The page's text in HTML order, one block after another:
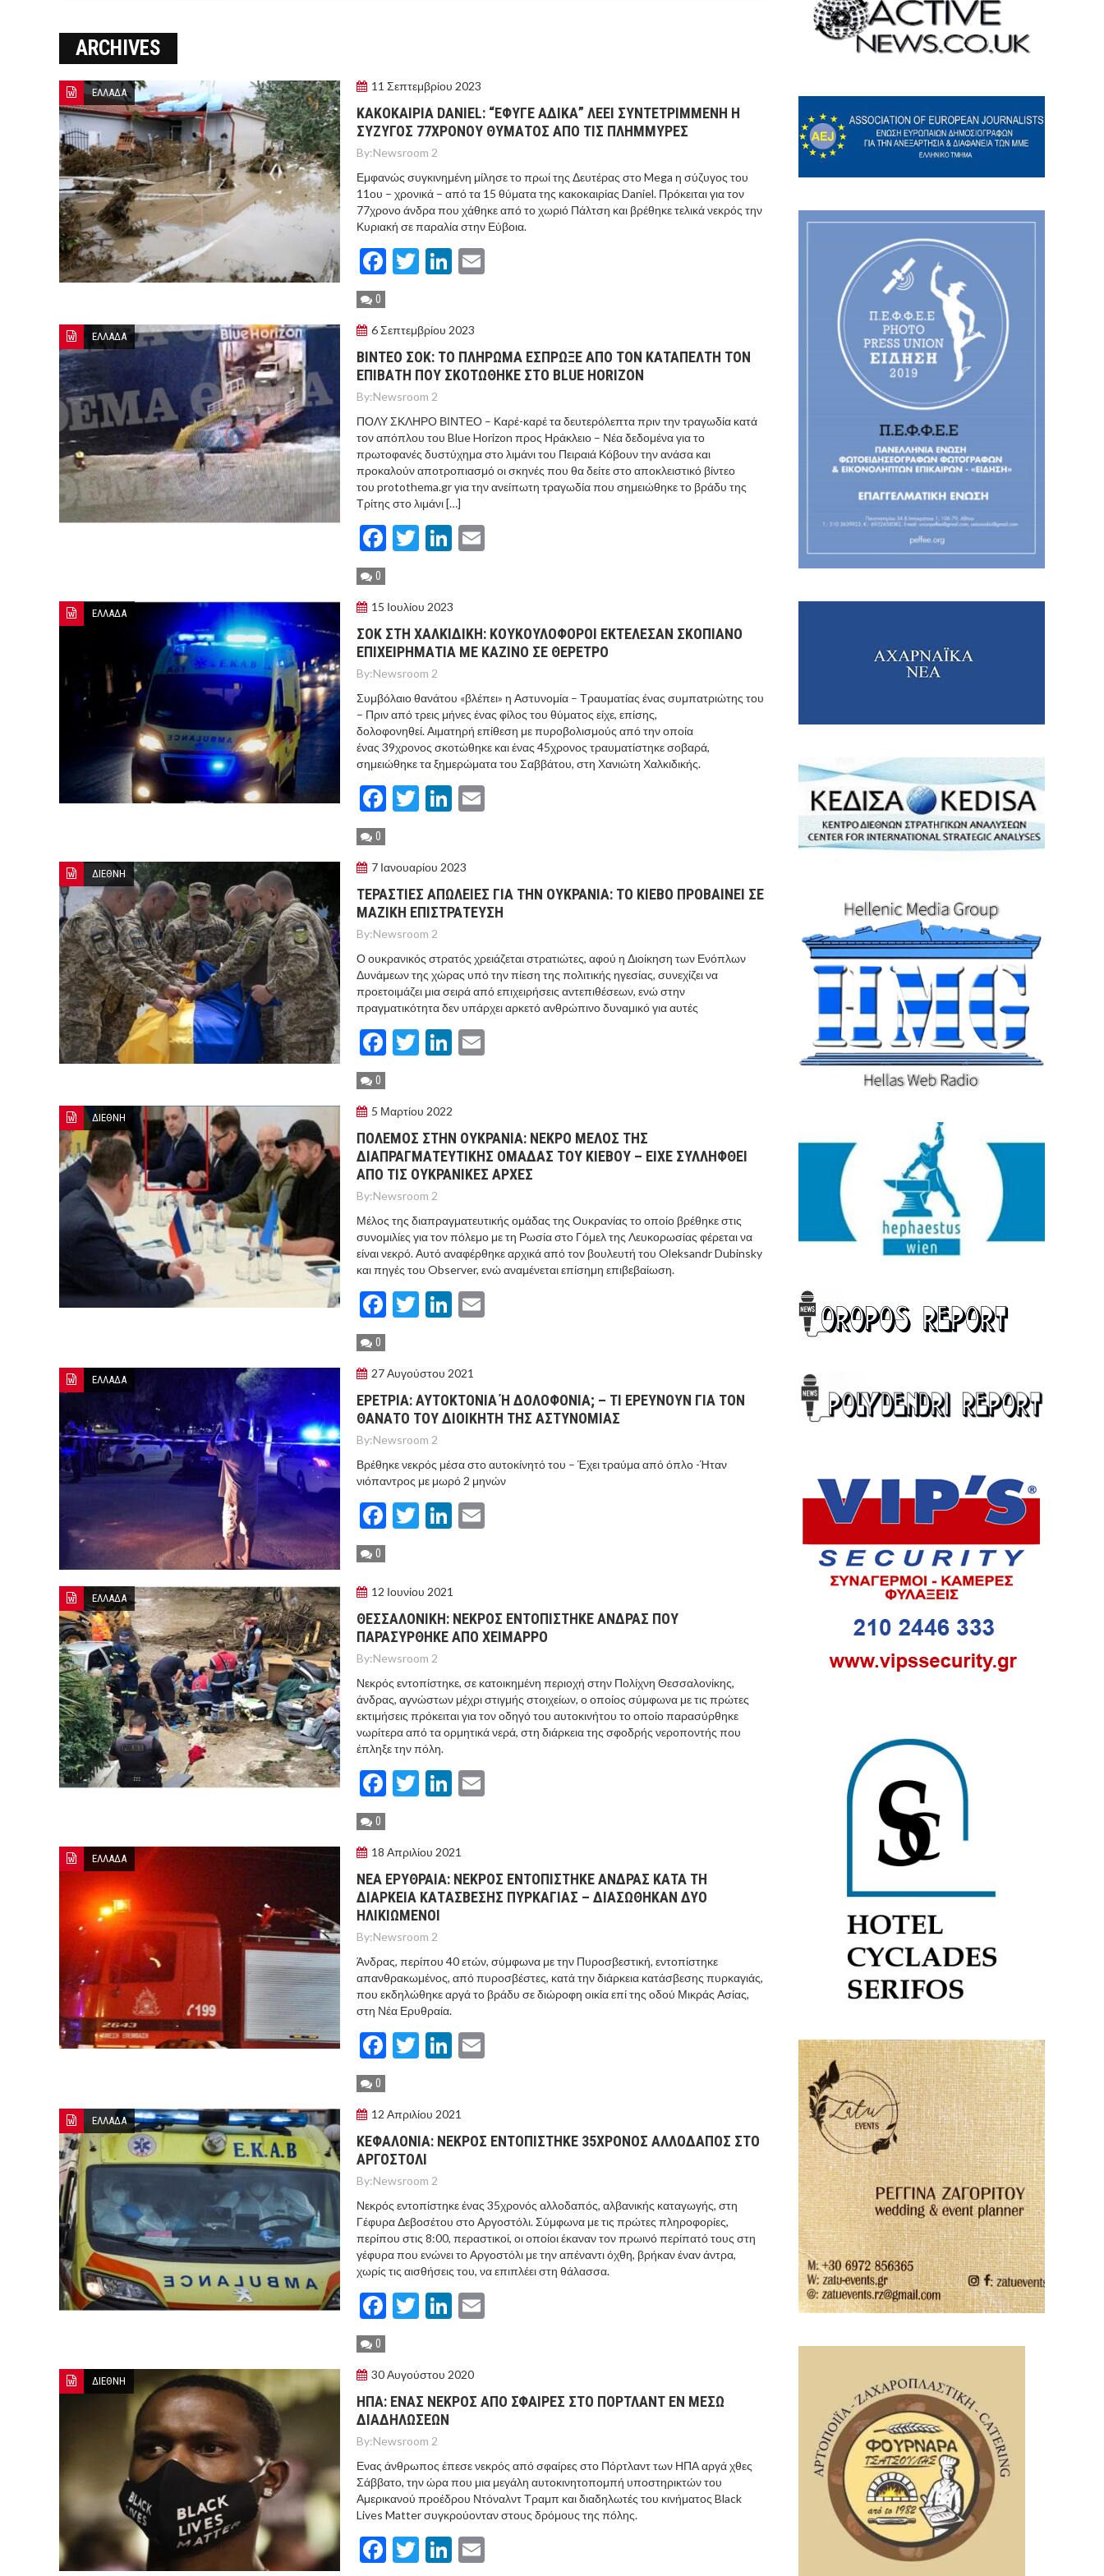
ΣΠΕΥΔΟΥΝ ΝΑ ΚΑΘΗΣΥΧΑΣΟΥΝ ΤΟΥΣ ΓΕΙΤΟΝΕΣ ΤΟΥΡΚΙΑ ΚΑΙ ΣΑΟΥΔΙΚΗ ΑΡΑΒΙΑ
ΜΕΤΑ ΤΗΝ ΑΜΥΝΤΙΚΗ ΣΥΜΦΩΝΙΑ – “ΔΕΝ ΣΤΟΧΕΥΟΥΜΕ ΚΑΝΕΝΑ” ΛΕΕΙ Η ΑΓΚΥΡΑ
ARCHIVES
ΕΛΛΑΔΑ 11 Σεπτεμβρίου 2023
ΚΑΚΟΚΑΙΡΙΑ DANIEL: “ΈΦΥΓΕ ΑΔΙΚΑ” ΛΕΕΙ ΣΥΝΤΕΤΡΙΜΜΕΝΗ Η
ΣΥΖΥΓΟΣ 77ΧΡΟΝΟΥ ΘΥΜΑΤΟΣ ΑΠΟ ΤΙΣ ΠΛΗΜΜΥΡΕΣ
By:Newsroom 2
Εμφανώς συγκινημένη μίλησε το πρωί της Δευτέρας στο Mega η σύζυγος του
11ου – χρονικά – από τα 15 θύματα της κακοκαιρίας Daniel. Πρόκειται για τον
77χρονο άνδρα που χάθηκε από το χωριό Πάλτση και βρέθηκε τελικά νεκρός την
Κυριακή σε παραλία στην Εύβοια.
Facebook
TwitterLinkedIn
0
ΕΛΛΑΔΑ 6 Σεπτεμβρίου 2023
ΒΙΝΤΕΟ ΣΟΚ: ΤΟ ΠΛΗΡΩΜΑ ΕΣΠΡΩΞΕ ΑΠΟ ΤΟΝ ΚΑΤΑΠΕΛΤΗ ΤΟΝ
ΕΠΙΒΑΤΗ ΠΟΥ ΣΚΟΤΩΘΗΚΕ ΣΤΟ BLUE HORIZON
By:Newsroom 2
ΠΟΛΥ ΣΚΛΗΡΟ ΒΙΝΤΕΟ – Καρέ-καρέ τα δευτερόλεπτα πριν την τραγωδία κατά
τον απόπλου του Blue Horizon προς Ηράκλειο – Νέα δεδομένα για το
πρωτοφανές δυστύχημα στο λιμάνι του Πειραιά Κόβουν την ανάσα και
προκαλούν αποτροπιασμό οι σκηνές που θα δείτε στο αποκλειστικό βίντεο
του protothema.gr για την ανείπωτη τραγωδία που σημειώθηκε το βράδυ της
Τρίτης στο λιμάνι […]
Facebook
TwitterLinkedIn
0
ΕΛΛΑΔΑ 15 Ιουλίου 2023
ΣΟΚ ΣΤΗ ΧΑΛΚΙΔΙΚΗ: ΚΟΥΚΟΥΛΟΦΟΡΟΙ ΕΚΤΕΛΕΣΑΝ ΣΚΟΠΙΑΝΟ
ΕΠΙΧΕΙΡΗΜΑΤΙΑ ΜΕ ΚΑΖΙΝΟ ΣΕ ΘΕΡΕΤΡΟ
By:Newsroom 2
Συμβόλαιο θανάτου «βλέπει» η Αστυνομία – Τραυματίας ένας συμπατριώτης του
– Πριν από τρεις μήνες ένας φίλος του θύματος είχε, επίσης,
δολοφονηθεί. Αιματηρή επίθεση με πυροβολισμούς από την οποία
ένας 39χρονος σκοτώθηκε και ένας 45χρονος τραυματίστηκε σοβαρά,
σημειώθηκε τα ξημερώματα του Σαββάτου, στη Χανιώτη Χαλκιδικής.
Facebook
TwitterLinkedIn
0
ΔΙΕΘΝΗ 7 Ιανουαρίου 2023
ΤΕΡΑΣΤΙΕΣ ΑΠΩΛΕΙΕΣ ΓΙΑ ΤΗΝ ΟΥΚΡΑΝΙΑ: ΤΟ ΚΙΕΒΟ ΠΡΟΒΑΙΝΕΙ ΣΕ
ΜΑΖΙΚΗ ΕΠΙΣΤΡΑΤΕΥΣΗ
By:Newsroom 2
Ο ουκρανικός στρατός χρειάζεται στρατιώτες, αφού η Διοίκηση των Ενόπλων
Δυνάμεων της χώρας υπό την πίεση της πολιτικής ηγεσίας, συνεχίζει να
προετοιμάζει μια σειρά από επιχειρήσεις αντεπιθέσεων, ενώ στην
πραγματικότητα δεν υπάρχει αρκετό ανθρώπινο δυναμικό για αυτές
Facebook
TwitterLinkedIn
0
ΔΙΕΘΝΗ 5 Μαρτίου 2022
ΠΟΛΕΜΟΣ ΣΤΗΝ ΟΥΚΡΑΝΙΑ: ΝΕΚΡΟ ΜΕΛΟΣ ΤΗΣ
ΔΙΑΠΡΑΓΜΑΤΕΥΤΙΚΗΣ ΟΜΑΔΑΣ ΤΟΥ ΚΙΕΒΟΥ – ΕΙΧΕ ΣΥΛΛΗΦΘΕΙ
ΑΠΟ ΤΙΣ ΟΥΚΡΑΝΙΚΕΣ ΑΡΧΕΣ
By:Newsroom 2
Μέλος της διαπραγματευτικής ομάδας της Ουκρανίας το οποίο βρέθηκε στις
συνομιλίες για τον πόλεμο με τη Ρωσία στο Γόμελ της Λευκορωσίας φέρεται να
είναι νεκρό. Αυτό αναφέρθηκε αρχικά από τον βουλευτή του Oleksandr Dubinsky
και πηγές του Observer, ενώ αναμένεται επίσημη επιβεβαίωση.
Facebook
TwitterLinkedIn
0
ΕΛΛΑΔΑ 27 Αυγούστου 2021
ΕΡEΤΡΙΑ: ΑΥΤΟΚΤΟΝIΑ Ή ΔΟΛΟΦΟΝΙΑ; – ΤΙ ΕΡΕΥΝΟΥΝ ΓΙΑ ΤΟΝ Θ
ΑΝΑΤΟ ΤΟΥ ΔΙΟΙΚΗΤΗ ΤΗΣ ΑΣΤΥΝΟΜΙΑΣ
By:Newsroom 2
Βρέθηκε νεκρός μέσα στο αυτοκίνητό του – Έχει τραύμα από όπλο -Ήταν
νιόπαντρος με μωρό 2 μηνών
Facebook
TwitterLinkedIn
0
ΕΛΛΑΔΑ 12 Ιουνίου 2021
ΘΕΣΣΑΛΟΝIΚΗ: ΝΕΚΡOΣ ΕΝΤΟΠIΣΤΗΚΕ AΝΔΡΑΣ ΠΟΥ
ΠΑΡΑΣYΡΘΗΚΕ ΑΠO ΧΕIΜΑΡΡΟ
By:Newsroom 2
Νεκρός εντοπίστηκε, σε κατοικημένη περιοχή στην Πολίχνη Θεσσαλονίκης,
άνδρας, αγνώστων μέχρι στιγμής στοιχείων, ο οποίος σύμφωνα με τις πρώτες
εκτιμήσεις πρόκειται για τον οδηγό του αυτοκινήτου το οποίο παρασύρθηκε
νωρίτερα από τα ορμητικά νερά, στη διάρκεια της σφοδρής νεροποντής που
έπληξε την πόλη.
Facebook
TwitterLinkedIn
0
ΕΛΛΑΔΑ 18 Απριλίου 2021
ΝEΑ ΕΡΥΘΡΑIΑ: ΝΕΚΡOΣ ΕΝΤΟΠIΣΤΗΚΕ AΝΔΡΑΣ ΚΑTA ΤΗ
ΔΙAΡΚΕΙΑ ΚΑΤAΣΒΕΣΗΣ ΠΥΡΚΑΓΙAΣ – ΔΙΑΣΩΘΗΚΑΝ ΔΥΟ
ΗΛΙΚΙΩΜΕΝΟΙ
By:Newsroom 2
Άνδρας, περίπου 40 ετών, σύμφωνα με την Πυροσβεστική, εντοπίστηκε
απανθρακωμένος, από πυροσβέστες, κατά την διάρκεια κατάσβεσης πυρκαγιάς,
που εκδηλώθηκε αργά το βράδυ σε διώροφη οικία επί της οδού Μικράς Ασίας,
στη Νέα Ερυθραία.
Facebook
TwitterLinkedIn
0
ΕΛΛΑΔΑ 12 Απριλίου 2021
ΚΕΦΑΛΟΝΙA: ΝΕΚΡOΣ ΕΝΤΟΠIΣΤΗΚΕ 35ΧΡΟΝΟΣ ΑΛΛΟΔΑΠOΣ ΣΤΟ
ΑΡΓΟΣΤOΛΙ
By:Newsroom 2
Νεκρός εντοπίστηκε ένας 35χρονός αλλοδαπός, αλβανικής καταγωγής, στη
Γέφυρα Δεβοσέτου στο Αργοστόλι. Σύμφωνα με τις πρώτες πληροφορίες,
περίπου στις 8:00, περαστικοί, οι οποίοι έκαναν τον πρωινό περίπατό τους στη
γέφυρα που ενώνει το Αργοστόλι με την απέναντι όχθη, βρήκαν έναν άντρα,
χωρίς τις αισθήσεις του, να επιπλέει στη θάλασσα.
Facebook
TwitterLinkedIn
0
ΔΙΕΘΝΗ 30 Αυγούστου 2020
ΗΠΑ: EΝΑΣ ΝΕΚΡOΣ ΑΠO ΣΦΑIΡΕΣ ΣΤΟ ΠOΡΤΛΑΝΤ ΕΝ ΜEΣΩ
ΔΙΑΔΗΛΩΣΕΩΝ
By:Newsroom 2
Ενας άνθρωπος έπεσε νεκρός από σφαίρες στο Πόρτλαντ των ΗΠΑ αργά χθες
Σάββατο, την ώρα που μια μεγάλη αυτοκινητοπομπή υποστηρικτών του
Αμερικανού προέδρου Ντόναλντ Τραμπ και διαδηλωτές του κινήματος Black
Lives Matter συγκρούονταν στους δρόμους της πόλης.
Facebook
TwitterLinkedIn